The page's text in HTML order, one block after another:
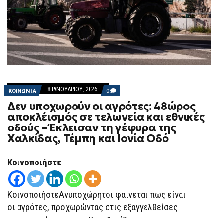
ΚΟΙΝΩΝΙΑ 8 ΙΑΝΟΥΑΡΊΟΥ, 2026 0 COMMENTS
ON
ΔΕΝ
ΥΠΟΧΩΡΟΎΝ
ΟΙ
ΑΓΡΌΤΕΣ:
48ΏΡΟΣ
ΑΠΟΚΛΈΙΣΜΌΣ
ΈΚΛΕΙΣΑΝ
ΤΗ
ΓΈΦΥΡΑ
ΤΗΣ
Δεν υποχωρούν οι αγρότες: 48ώρος
αποκλέισμός σε τελωνεία και εθνικές
οδούς – Έκλεισαν τη γέφυρα της
Χαλκίδας, Τέμπη και Ιονία Οδό
Κοινοποιήστε
ΚοινοποιήστεΑνυποχώρητοι φαίνεται πως είναι
οι αγρότες, προχωρώντας στις εξαγγελθείσες